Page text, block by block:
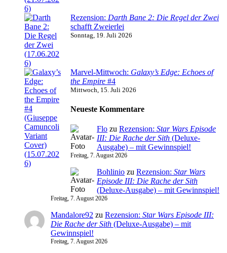
Rezension: Darth Bane 2: Die Regel der Zwei
schafft Zweierlei
Sonntag, 19. Juli 2026
Marvel-Mittwoch: Galaxy’s Edge: Echoes of
the Empire #4
Mittwoch, 15. Juli 2026
Neueste Kommentare
Flo zu Rezension: Star Wars Episode
III: Die Rache der Sith (Deluxe-
Ausgabe) – mit Gewinnspiel!
Freitag, 7. August 2026
Bohlinio zu Rezension: Star Wars
Episode III: Die Rache der Sith
(Deluxe-Ausgabe) – mit Gewinnspiel!
Freitag, 7. August 2026
Mandalore92 zu Rezension: Star Wars Episode III:
Die Rache der Sith (Deluxe-Ausgabe) – mit
Gewinnspiel!
Freitag, 7. August 2026